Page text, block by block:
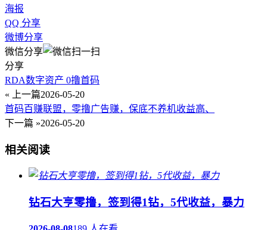
海报
QQ 分享
微博分享
微信分享
分享
RDA数字资产 0撸首码
« 上一篇2026-05-20
首码百赚联盟，零撸广告赚，保底不养机收益高、
下一篇 »2026-05-20
相关阅读
钻石大亨零撸，签到得1钻，5代收益，暴力